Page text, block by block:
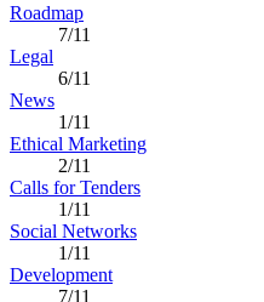
Roadmap
7/11
Legal
6/11
News
1/11
Ethical Marketing
2/11
Calls for Tenders
1/11
Social Networks
1/11
Development
7/11